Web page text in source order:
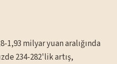
1,93 milyar yuan aralığında
234-282'lik artış,